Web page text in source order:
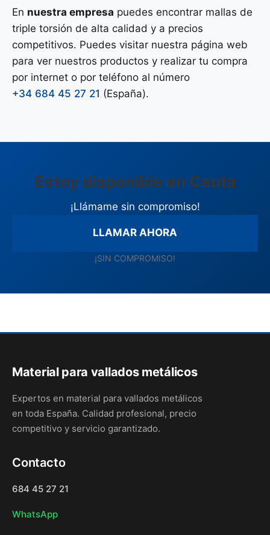
En nuestra empresa puedes encontrar mallas de
triple torsión de alta calidad y a precios
competitivos. Puedes visitar nuestra página web
para ver nuestros productos y realizar tu compra
por internet o por teléfono al número
+34 684 45 27 21 (España).
Estoy disponible en Ceuta
¡Llámame sin compromiso!
LLAMAR AHORA
¡SIN COMPROMISO!
Material para vallados metálicos
Expertos en material para vallados metálicos
en toda España. Calidad profesional, precio
competitivo y servicio garantizado.
Contacto
684 45 27 21
WhatsApp